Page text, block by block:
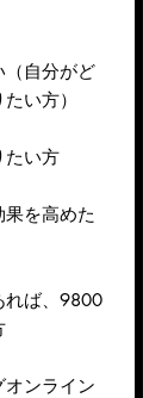
（自分がど
い方）
たい方
果を高めた
れば、9800
オンライン